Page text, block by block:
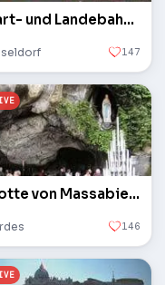
Start- und Landebahn des Flughafens
147
Grotte von Massabielle
146